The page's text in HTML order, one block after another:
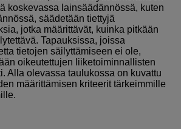
koskevassa lainsäädännössä, kuten
säädetään tiettyjä
jotka määrittävät, kuinka pitkään
Tapauksissa, joissa
tietojen säilyttämiseen ei ole,
oikeutettujen liiketoiminnallisten
Alla olevassa taulukossa on kuvattu
määrittämisen kriteerit tärkeimmille